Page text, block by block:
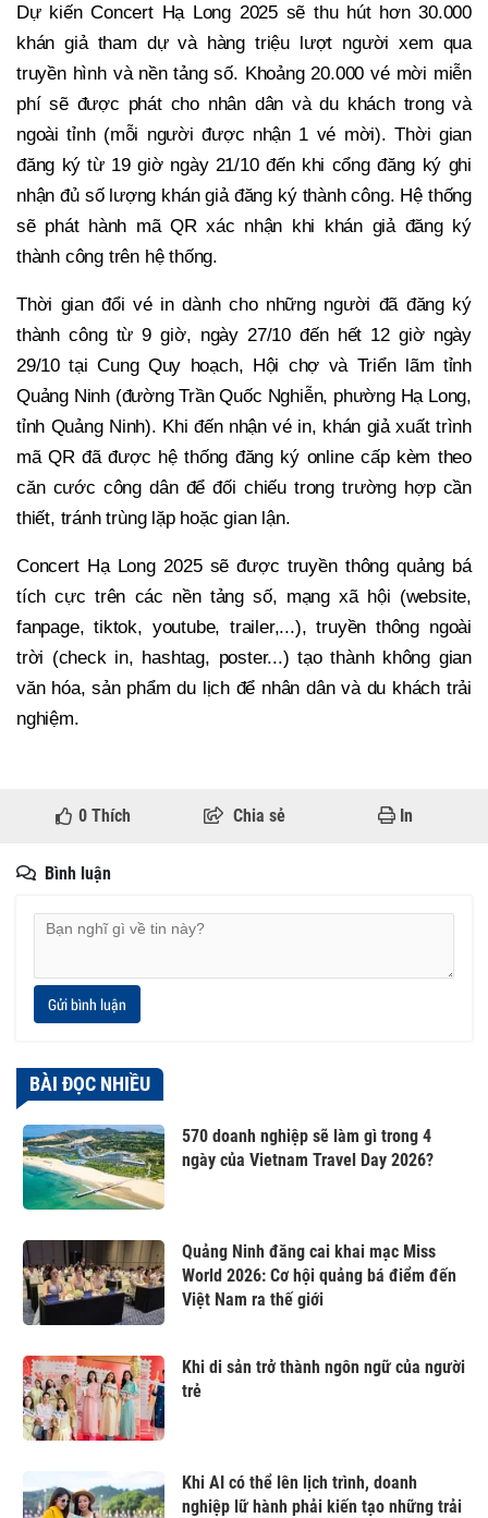
Dự kiến Concert Hạ Long 2025 sẽ thu hút hơn 30.000
khán giả tham dự và hàng triệu lượt người xem qua
truyền hình và nền tảng số. Khoảng 20.000 vé mời miễn
phí sẽ được phát cho nhân dân và du khách trong và
ngoài tỉnh (mỗi người được nhận 1 vé mời). Thời gian
đăng ký từ 19 giờ ngày 21/10 đến khi cổng đăng ký ghi
nhận đủ số lượng khán giả đăng ký thành công. Hệ thống
sẽ phát hành mã QR xác nhận khi khán giả đăng ký
thành công trên hệ thống.
Thời gian đổi vé in dành cho những người đã đăng ký
thành công từ 9 giờ, ngày 27/10 đến hết 12 giờ ngày
29/10 tại Cung Quy hoạch, Hội chợ và Triển lãm tỉnh
Quảng Ninh (đường Trần Quốc Nghiễn, phường Hạ Long,
tỉnh Quảng Ninh). Khi đến nhận vé in, khán giả xuất trình
mã QR đã được hệ thống đăng ký online cấp kèm theo
căn cước công dân để đối chiếu trong trường hợp cần
thiết, tránh trùng lặp hoặc gian lận.
Concert Hạ Long 2025 sẽ được truyền thông quảng bá
tích cực trên các nền tảng số, mạng xã hội (website,
fanpage, tiktok, youtube, trailer,...), truyền thông ngoài
trời (check in, hashtag, poster...) tạo thành không gian
văn hóa, sản phẩm du lịch để nhân dân và du khách trải
nghiệm.
0Thích Chia sẻ In
Bình luận
Gửi bình luận
BÀI ĐỌC NHIỀU
570 doanh nghiệp sẽ làm gì trong 4
ngày của Vietnam Travel Day 2026?
Quảng Ninh đăng cai khai mạc Miss
World 2026: Cơ hội quảng bá điểm đến
Việt Nam ra thế giới
Khi di sản trở thành ngôn ngữ của người
trẻ
Khi AI có thể lên lịch trình, doanh
nghiệp lữ hành phải kiến tạo những trải